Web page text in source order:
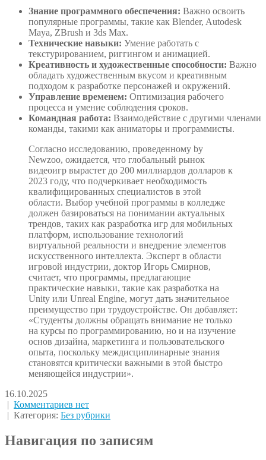
Знание программного обеспечения: Важно освоить
популярные программы, такие как Blender, Autodesk
Maya, ZBrush и 3ds Max.
Технические навыки: Умение работать с
текстурированием, риггингом и анимацией.
Креативность и художественные способности: Важно
обладать художественным вкусом и креативным
подходом к разработке персонажей и окружений.
Управление временем: Оптимизация рабочего
процесса и умение соблюдения сроков.
Командная работа: Взаимодействие с другими членами
команды, такими как аниматоры и программисты.
Согласно исследованию, проведенному by
Newzoo, ожидается, что глобальный рынок
видеоигр вырастет до 200 миллиардов долларов к
2023 году, что подчеркивает необходимость
квалифицированных специалистов в этой
области. Выбор учебной программы в колледже
должен базироваться на понимании актуальных
трендов, таких как разработка игр для мобильных
платформ, использование технологий
виртуальной реальности и внедрение элементов
искусственного интеллекта. Эксперт в области
игровой индустрии, доктор Игорь Смирнов,
считает, что программы, предлагающие
практические навыки, такие как разработка на
Unity или Unreal Engine, могут дать значительное
преимущество при трудоустройстве. Он добавляет:
«Студенты должны обращать внимание не только
на курсы по программированию, но и на изучение
основ дизайна, маркетинга и пользовательского
опыта, поскольку междисциплинарные знания
становятся критически важными в этой быстро
меняющейся индустрии».
16.10.2025
| Комментариев нет
| Категория: Без рубрики
Навигация по записям